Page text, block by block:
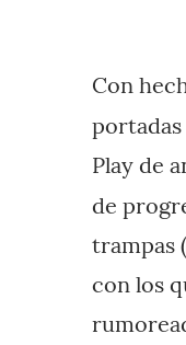
Con
Play de
de
trampas
con los